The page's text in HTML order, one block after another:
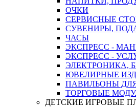
ОЧКИ
СЕРВИСНЫЕ
СУВЕНИРЫ,
ЧАСЫ
ЭКСПРЕСС -
ЭКСПРЕСС -
ЭЛЕКТРОНИКА,
ЮВЕЛИРНЫЕ
ПАВИЛЬОНЫ
ТОРГОВЫЕ
ДЕТСКИЕ ИГРОВЫЕ